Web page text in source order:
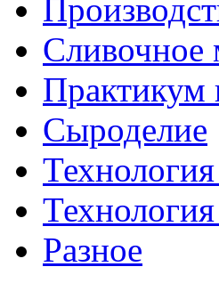
Сливочное
Практикум
Сыроделие
Разное